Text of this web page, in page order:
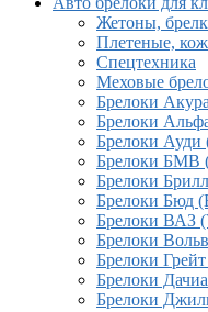
Жетоны,
Плетеные,
Спецтехника
Меховые
Брелоки
Брелоки
Брелоки Ауди
Брелоки БМВ
Брелоки
Брелоки Бюд
Брелоки ВАЗ
Брелоки
Брелоки
Брелоки
Брелоки